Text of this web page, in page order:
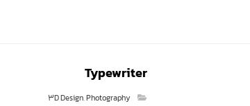
Typewriter
3D Design,Photography